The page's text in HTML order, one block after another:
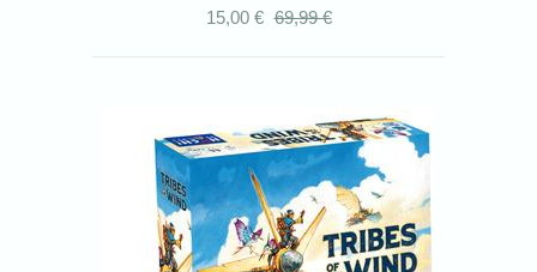
15,00 € 69,99 €